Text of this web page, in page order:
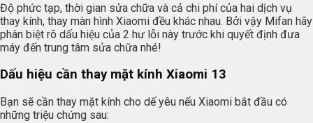
Độ phức tạp, thời gian sửa chữa và cả chi phí của hai dịch vụ
thay kính, thay màn hình Xiaomi đều khác nhau. Bởi vậy Mifan hãy
phân biệt rõ dấu hiệu của 2 hư lỗi này trước khi quyết định đưa
máy đến trung tâm sửa chữa nhé!
Dấu hiệu cần thay mặt kính Xiaomi 13
Bạn sẽ cần thay mặt kính cho dế yêu nếu Xiaomi bắt đầu có
những triệu chứng sau: